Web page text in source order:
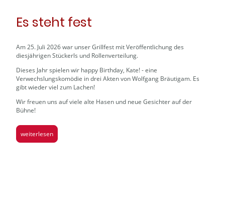
Es steht fest
Am 25. Juli 2026 war unser Grillfest mit Veröffentlichung des
diesjährigen Stückerls und Rollenverteilung.
Dieses Jahr spielen wir happy Birthday, Kate! - eine
Verwechslungskomödie in drei Akten von Wolfgang Bräutigam. Es
gibt wieder viel zum Lachen!
Wir freuen uns auf viele alte Hasen und neue Gesichter auf der
Bühne!
weiterlesen